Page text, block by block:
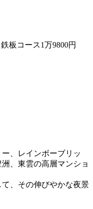
鉄板コース1万9800円
、レインボーブリッ
、東雲の高層マンショ
、その伸びやかな夜景